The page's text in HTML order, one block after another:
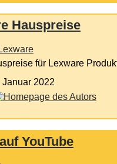
Hauspreise
für Lexware
Januar 2022
YouTube